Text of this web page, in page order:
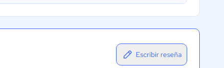
Escribir reseña